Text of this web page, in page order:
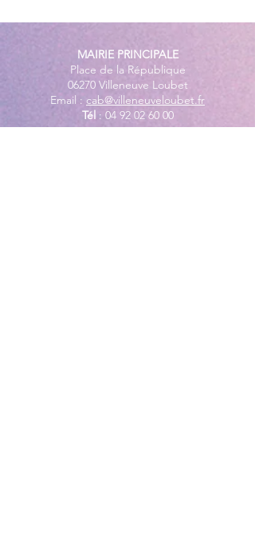
MAIRIE PRINCIPALE
Place de la République
06270 Villeneuve Loubet
Email : cab@villeneuveloubet.fr
Tél : 04 92 02 60 00